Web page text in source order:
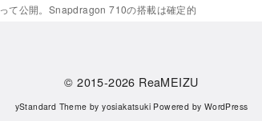
て公開。Snapdragon 710の搭載は確定的
© 2015-2026 ReaMEIZU
yStandard Theme byyosiakatsuki Powered by WordPress